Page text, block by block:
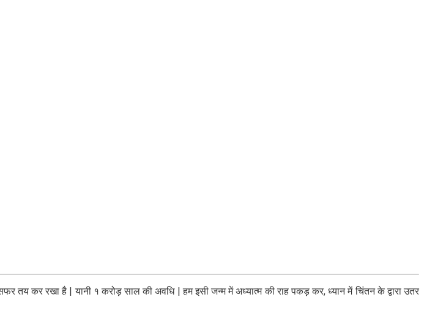
कर रखा है | यानी १ करोड़ साल की अवधि | हम इसी जन्म में अध्यात्म की राह पकड़ कर, ध्यान में चिंतन के द्वारा उतर